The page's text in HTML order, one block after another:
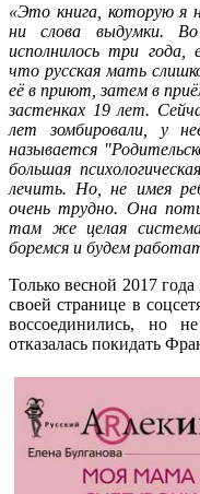
«Это книга, которую я
ни слова выдумки.
исполнилось три года,
что русская мать
её в приют, затем в
застенках 19 лет.
лет зомбировали, у
называется
большая
лечить. Но, не имея
очень трудно. Она
там же целая
боремся и будем
Только весной 2017
своей странице в
воссоединились, но
отказалась покидать